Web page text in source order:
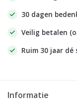
30 dagen
Veilig betalen
Ruim 30 jaar dé
Informatie